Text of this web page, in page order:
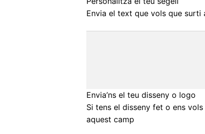
Envia el text que vols que surti
Envia’ns el teu disseny o logo
Si tens el disseny fet o ens
aquest camp